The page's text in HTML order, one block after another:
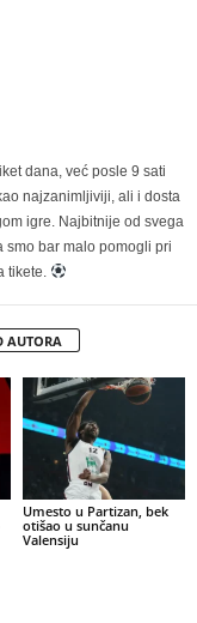
dana, već posle 9 sati
najzanimljiviji, ali i dosta
igre. Najbitnije od svega
smo bar malo pomogli pri
tikete.
AUTORA
Umesto u Partizan, bek
otišao u sunčanu
Valensiju